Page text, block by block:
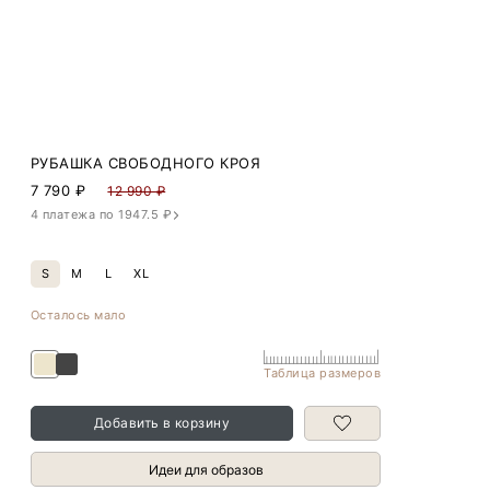
РУБАШКА СВОБОДНОГО КРОЯ
7 790 ₽ 12 990 ₽
4 платежа по 1947.5 ₽
S
Осталось мало
M L XL
Таблица размеров
Добавить в корзину
Идеи для образов